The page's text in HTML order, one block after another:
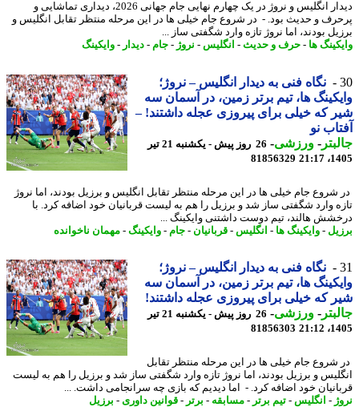
دیدار انگلیس و نروژ در یک چهارم نهایی جام جهانی 2026، دیداری تماشایی و
و حدیث بود. - در شروع جام خیلی ها در این مرحله منتظر تقابل انگلیس و
بودند، اما نروژ تازه وارد شگفتی ساز ...
ها- حرف و حدیث-انگلیس-نروژ - جام-دیدار-وایکینگ
نگاه فنی به دیدار انگلیس – نروژ؛
ها، تیم برتر زمین، در آسمان سه
که خیلی برای پیروزی عجله داشتند! –
نو
-ورزشی-
26 روز پیش - یکشنبه 21 تیر
81856329
جام خیلی ها در این مرحله منتظر تقابل انگلیس و برزیل بودند، اما نروژ
وارد شگفتی ساز شد و برزیل را هم به لیست قربانیان خود اضافه کرد. با
هالند، تیم دوست داشتنی وایکینگ ...
- وایکینگ ها- انگلیس-قربانیان-جام-وایکینگ-مهمان ناخوانده
نگاه فنی به دیدار انگلیس – نروژ؛
ها، تیم برتر زمین، در آسمان سه
که خیلی برای پیروزی عجله داشتند!
-ورزشی-
26 روز پیش - یکشنبه 21 تیر
81856303
جام خیلی ها در این مرحله منتظر تقابل
و برزیل بودند، اما نروژ تازه وارد شگفتی ساز شد و برزیل را هم به لیست
خود اضافه کرد. - اما دیدیم که بازی چه سرانجامی داشت. ...
- انگلیس-تیم برتر - مسابقه-برتر - قوانین داوری - برزیل